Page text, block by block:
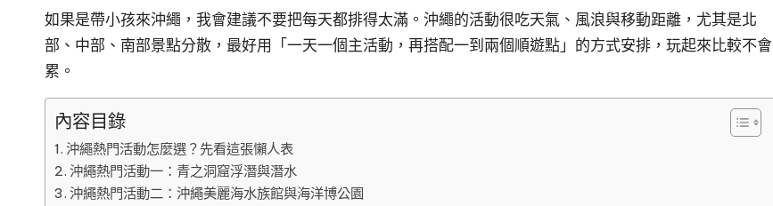
如果是帶小孩來沖繩，我會建議不要把每天都排得太滿。沖繩的活動很吃天氣、風浪與移動距離，尤其是北
部、中部、南部景點分散，最好用「一天一個主活動，再搭配一到兩個順遊點」的方式安排，玩起來比較不會
累。
內容目錄
沖繩熱門活動怎麼選？先看這張懶人表
沖繩熱門活動一：青之洞窟浮潛與潛水
沖繩熱門活動二：沖繩美麗海水族館與海洋博公園